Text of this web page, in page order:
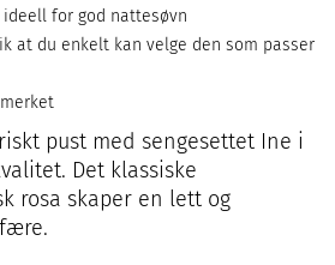
for god nattesøvn
at du enkelt kan velge den som passer
pust med sengesettet Ine i
Det klassiske
rosa skaper en lett og